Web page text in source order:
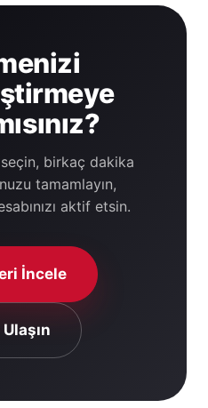
birkaç dakika
tamamlayın,
aktif etsin.
İncele